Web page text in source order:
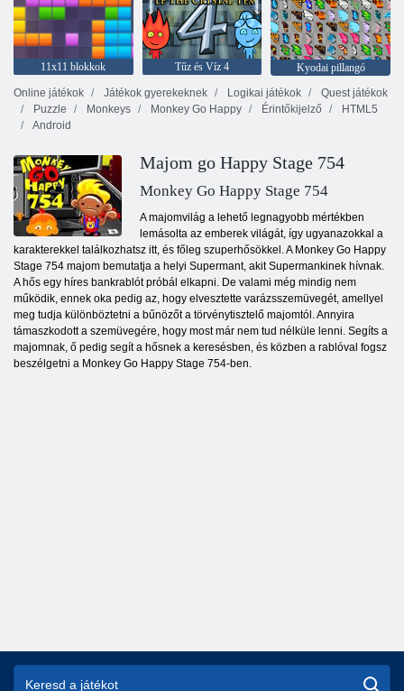
11x11 blokkok Tűz és Víz 4
Kyodai pillangó
Online játékok
Játékok gyerekeknek Logikai játékok
Quest játékok
Puzzle
Monkeys Monkey Go Happy Érintőkijelző
HTML5
Android
Majom go Happy Stage 754
Monkey Go Happy Stage 754
A majomvilág a lehető legnagyobb mértékben
lemásolta az emberek világát, így ugyanazokkal a
karakterekkel találkozhatsz itt, és főleg szuperhősökkel. A Monkey Go Happy
Stage 754 majom bemutatja a helyi Supermant, akit Supermankinek hívnak.
A hős egy híres bankrablót próbál elkapni. De valami még mindig nem
működik, ennek oka pedig az, hogy elvesztette varázsszemüvegét, amellyel
meg tudja különböztetni a bűnözőt a törvénytisztelő majomtól. Annyira
támaszkodott a szemüvegére, hogy most már nem tud nélküle lenni. Segíts a
majomnak, ő pedig segít a hősnek a keresésben, és közben a rablóval fogsz
beszélgetni a Monkey Go Happy Stage 754-ben.